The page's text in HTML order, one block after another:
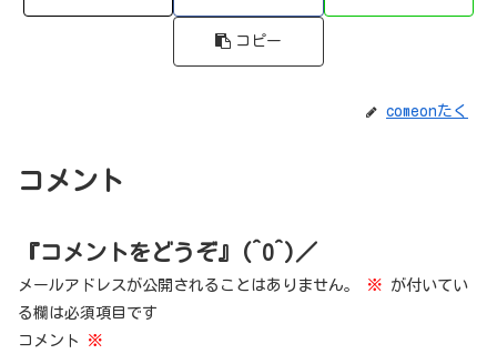
コピー
comeonたく
コメント
『コメントをどうぞ』(^O^)／
メールアドレスが公開されることはありません。 ※ が付いてい
る欄は必須項目です
コメント ※